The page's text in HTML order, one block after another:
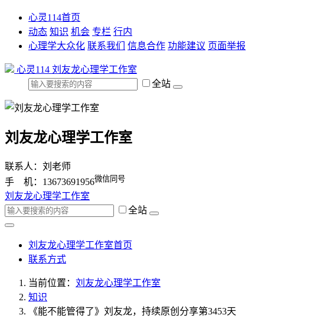
心灵114首页
动态 知识 机会 专栏 行内
心理学大众化 联系我们 信息合作 功能建议 页面举报
心灵114 刘友龙心理学工作室
全站
刘友龙心理学工作室
联系人：刘老师
手 机：13673691956微信同号
刘友龙心理学工作室
全站
刘友龙心理学工作室首页
联系方式
当前位置： 刘友龙心理学工作室
知识
《能不能管得了》刘友龙，持续原创分享第3453天